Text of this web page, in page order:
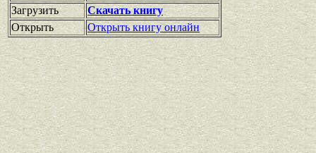
Загрузить
Скачать книгу
Открыть
Открыть книгу онлайн